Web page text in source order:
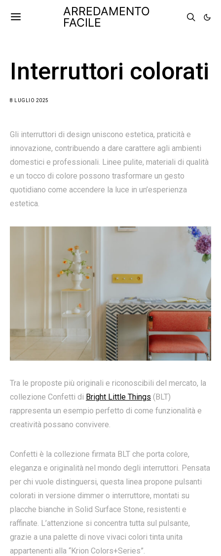
ARREDAMENTO
FACILE
Interruttori colorati
8 LUGLIO 2025
Gli interruttori di design uniscono estetica, praticità e
innovazione, contribuendo a dare carattere agli ambienti
domestici e professionali. Linee pulite, materiali di qualità
e un tocco di colore possono trasformare un gesto
quotidiano come accendere la luce in un’esperienza
estetica.
Tra le proposte più originali e riconoscibili del mercato, la
collezione Confetti di Bright Little Things (BLT)
rappresenta un esempio perfetto di come funzionalità e
creatività possano convivere.
Confetti è la collezione firmata BLT che porta colore,
eleganza e originalità nel mondo degli interruttori. Pensata
per chi vuole distinguersi, questa linea propone pulsanti
colorati in versione dimmer o interruttore, montati su
placche bianche in Solid Surface Stone, resistenti e
raffinate. L’attenzione si concentra tutta sul pulsante,
grazie a una palette di nove vivaci colori tinta unita
appartenenti alla “Krion Colors+Series”.